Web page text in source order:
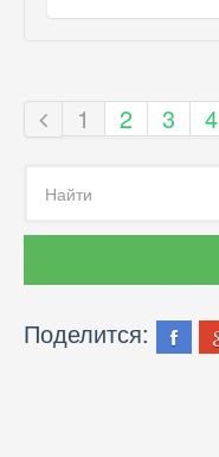
1 2 3 4
Поделится: